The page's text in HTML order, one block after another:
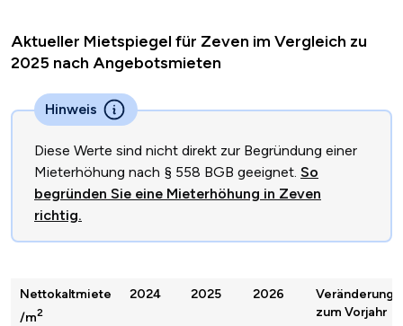
Aktueller Mietspiegel für Zeven im Vergleich zu
2025 nach Angebotsmieten
Hinweis
Diese Werte sind nicht direkt zur Begründung einer
Mieterhöhung nach § 558 BGB geeignet. So
begründen Sie eine Mieterhöhung in Zeven
richtig.
Nettokaltmiete
/m2
2024 2025 2026
Veränderung
zum Vorjahr